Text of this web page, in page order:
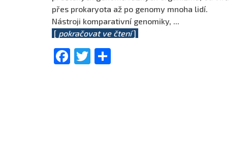
přes prokaryota až po genomy mnoha lidí.
Nástroji komparativní genomiky, ...
[ pokračovat ve čtení]
Facebook
Twitter